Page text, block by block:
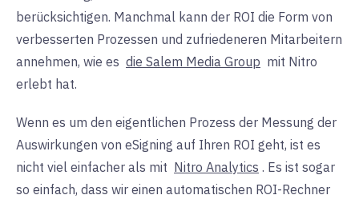
berücksichtigen. Manchmal kann der ROI die Form von
verbesserten Prozessen und zufriedeneren Mitarbeitern
annehmen, wie es die Salem Media Group mit Nitro
erlebt hat.
Wenn es um den eigentlichen Prozess der Messung der
Auswirkungen von eSigning auf Ihren ROI geht, ist es
nicht viel einfacher als mit Nitro Analytics . Es ist sogar
so einfach, dass wir einen automatischen ROI-Rechner